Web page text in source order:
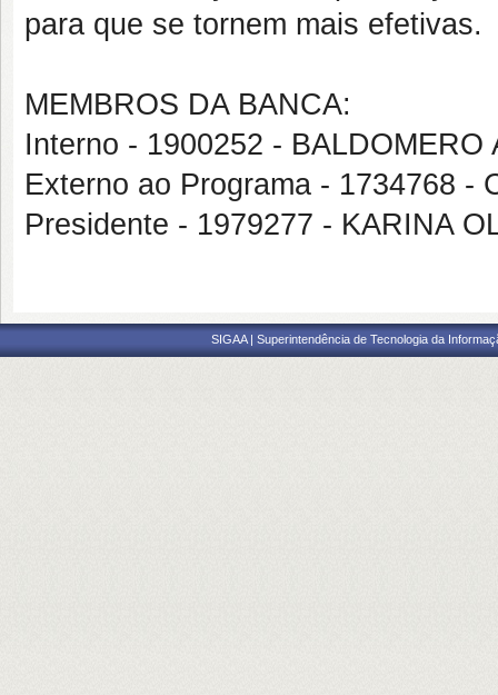
para que se tornem mais efetivas.
MEMBROS DA BANCA:
Interno - 1900252 - BALDOMERO
Externo ao Programa - 1734768 -
Presidente - 1979277 - KARINA
SIGAA | Superintendência de Tecnologia da